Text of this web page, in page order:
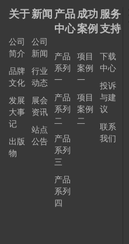
关于
公司
简介
品牌
文化
发展
大事
记
出版
物
新闻
公司
新闻
行业
动态
展会
资讯
站点
公告
产品
中心
产品
系列
一
产品
系列
二
产品
系列
三
产品
系列
四
成功
案例
项目
案例
一
项目
案例
二
服务
支持
下载
中心
投诉
与建
议
联系
我们